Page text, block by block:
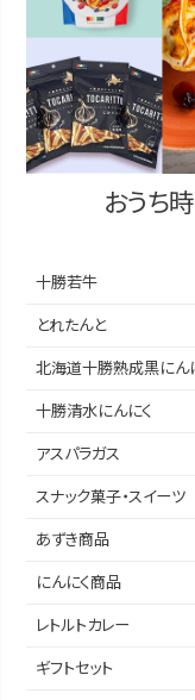
おうち
十勝若牛
とれたんと
北海道十勝熟成黒にん
十勝清水にんにく
アスパラガス
スナック菓子・スイーツ
あずき商品
にんにく商品
レトルトカレー
ギフトセット